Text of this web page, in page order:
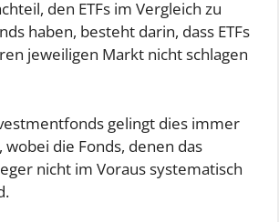
den ETFs im Vergleich zu
haben, besteht darin, dass ETFs
jeweiligen Markt nicht schlagen
gelingt dies immer
die Fonds, denen das
nicht im Voraus systematisch